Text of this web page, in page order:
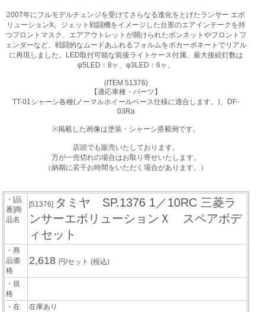
2007年にフルモデルチェンジを受けてさらなる進化をとげたランサー エボ
リューションX。ジェット戦闘機をイメージした台形のエアインテークを持
つフロントマスク、エアアウトレットが開けられたボンネットやフロントフ
ェンダーなど、戦闘的なムードあふれるフォルムをポカーボネートでリアル
に再現しました。LED取付可能な前後ライトケース付属、最大接続灯数は
φ5LED：8ヶ、φ3LED：6ヶ。
(ITEM 51376)
【適応車種・パーツ】
TT-01シャーシ各種(ノーマルホイールベース仕様に適合します。)、DF-
03Ra
※掲載した画像は塗装・シャーシ搭載例です。
店頭でも販売いたしております。
万が一売切れの場合はお取り寄せいたします。
（納期に若干お時間をいただく場合があります。）
・[品
番]商
品名
[51376] タミヤ SP.1376 1／10RC 三菱ラ
ンサーエボリューションＸ スペアボデ
ィセット
・商
品価
格
2,618 円/セット(税込)
・規
格
・在
在庫あり